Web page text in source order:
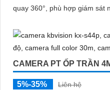
quay 360°, phù hợp giám sát
CAMERA PT ỐP TRẦN
5%-35%
Liên hệ